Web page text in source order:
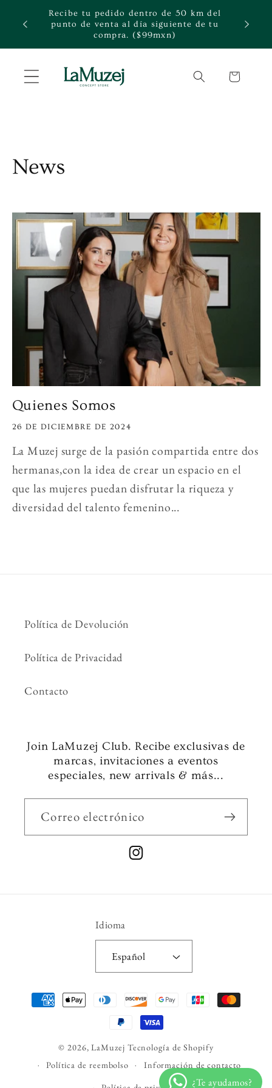
directamente
al contenido
Recibe tu pedido dentro de 50 km del
punto de venta al día siguiente de tu
compra. ($99mxn)
Carrito
News
Quienes Somos
26 DE DICIEMBRE DE 2024
La Muzej surge de la pasión compartida entre dos
hermanas,con la idea de crear un espacio en el
que las mujeres puedan disfrutar la riqueza y
diversidad del talento femenino...
Política de Devolución
Política de Privacidad
Contacto
Join LaMuzej Club. Recibe exclusivas de
marcas, invitaciones a eventos
especiales, new arrivals & más...
Correo electrónico
Instagram
Idioma
Español
Formas
de
© 2026,LaMuzej Tecnología de Shopify
Política de reembolso
Información de contacto